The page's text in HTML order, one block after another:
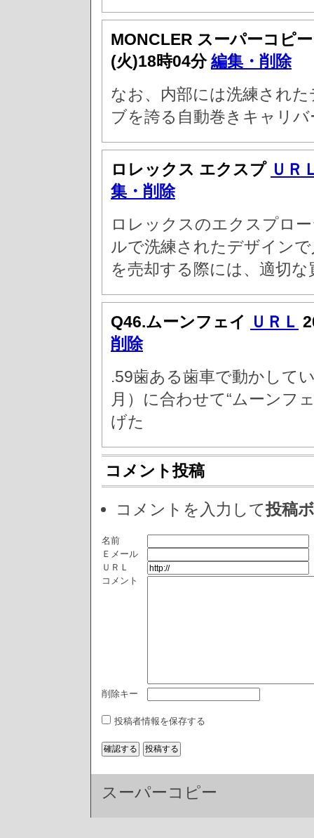
MONCLER スーパーコピ
(火)18時04分編集・削除
なお、内部には洗練され
ブを誇る自動巻きキャリ
ロレックス エクスプ ＵＲ
集・削除
ロレックスのエクスプロ
ルで洗練されたデザイン
を売却する際には、適切
Q46.ムーンフェイ ＵＲＬ
削除
.59歯ある歯車で動かして
月）に合わせて“ムーンフ
げた
コメント投稿
コメントを入力して投稿
名前
Ｅメール
ＵＲＬ
コメント
削除キー
投稿者情報を保存する
スーパーコピー